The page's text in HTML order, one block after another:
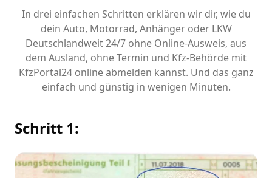
In drei einfachen Schritten erklären wir dir, wie du
dein Auto, Motorrad, Anhänger oder LKW
Deutschlandweit 24/7 ohne Online-Ausweis, aus
dem Ausland, ohne Termin und Kfz-Behörde mit
KfzPortal24 online abmelden kannst. Und das ganz
einfach und günstig in wenigen Minuten.
Schritt 1: